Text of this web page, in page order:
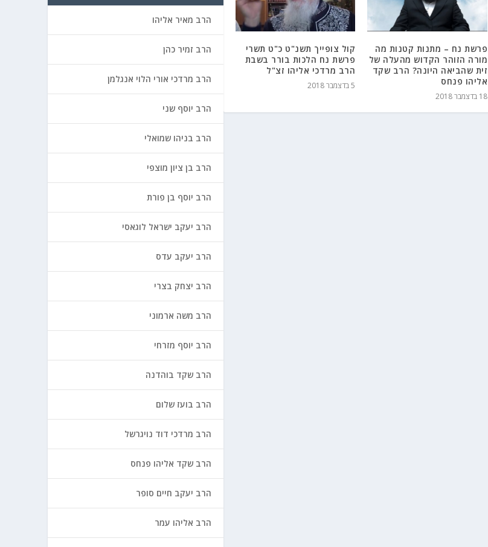
פרשת נח – מתנות קטנות מה
מורה הזוהר הקדוש מהעלה של
זית שהביאה היונה? הרב שקד
אליהו פנחס
18 בדצמבר 2018
קול צופייך תשנ"ט כ"ט תשרי
פרשת נח הלכות בורר בשבת
הרב מרדכי אליהו זצ"ל
5 בדצמבר 2018
הרב מאיר אליהו
הרב זמיר כהן
הרב מרדכי אורי הלוי אנגלמן
הרב יוסף שני
הרב בניהו שמואלי
הרב בן ציון מוצפי
הרב יוסף בן פורת
הרב יעקב ישראל לוגאסי
הרב יעקב עדס
הרב יצחק בצרי
הרב משה ארמוני
הרב יוסף מזרחי
הרב שקד בוהדנה
הרב בועז שלום
הרב מרדכי דוד נויגרשל
הרב שקד אליהו פנחס
הרב יעקב חיים סופר
הרב אליהו עמר